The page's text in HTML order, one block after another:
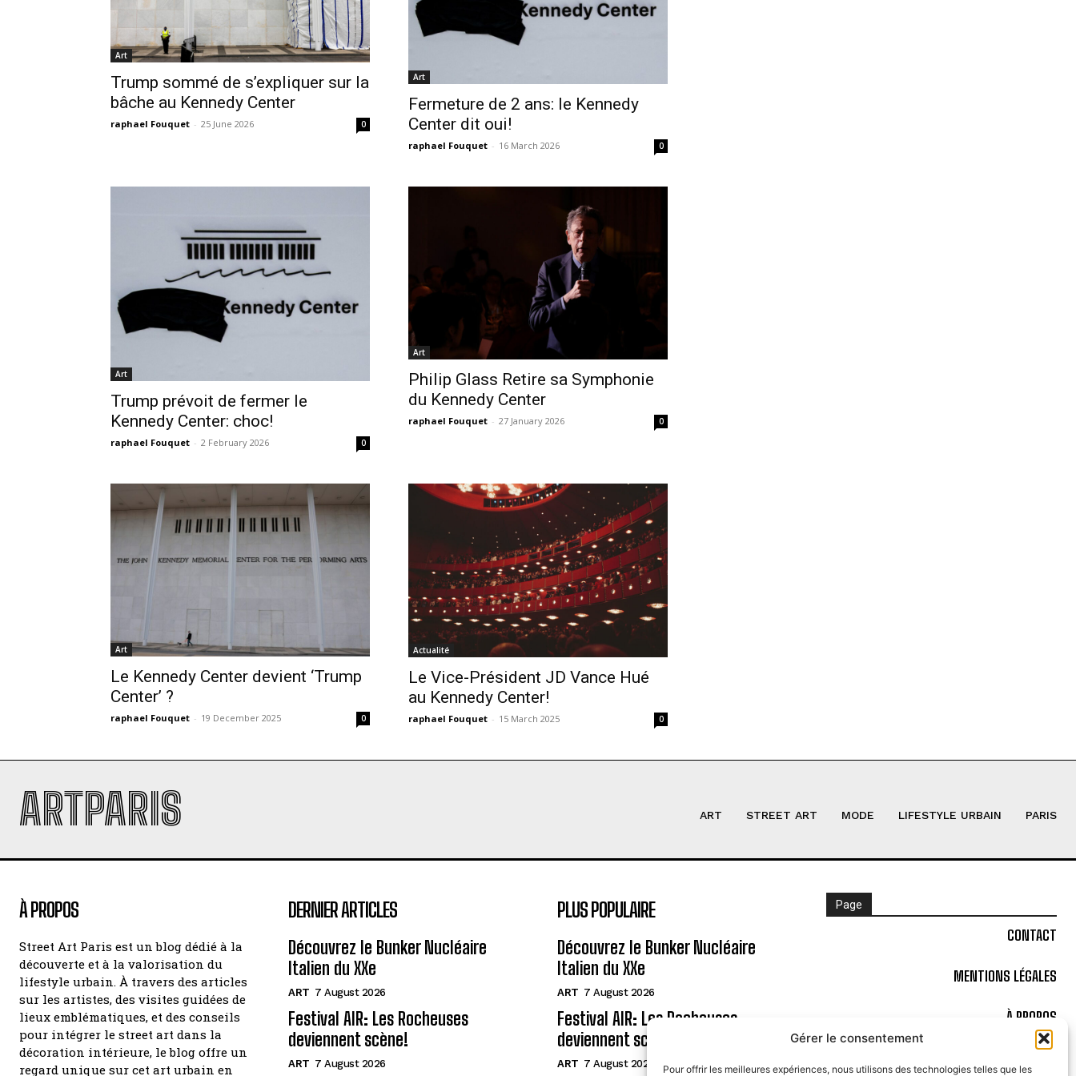
Gérer le consentement
Pour offrir les meilleures expériences, nous utilisons des technologies telles que les
Art
Trump sommé de s’expliquer sur la
bâche au Kennedy Center
raphael Fouquet - 25 June 2026 0
Art
Fermeture de 2 ans: le Kennedy
Center dit oui!
raphael Fouquet - 16 March 2026 0
Art
Trump prévoit de fermer le
Kennedy Center: choc!
raphael Fouquet - 2 February 2026 0
Art
Philip Glass Retire sa Symphonie
du Kennedy Center
raphael Fouquet - 27 January 2026 0
Art
Le Kennedy Center devient ‘Trump
Center’ ?
raphael Fouquet - 19 December 2025 0
Actualité
Le Vice-Président JD Vance Hué
au Kennedy Center!
raphael Fouquet - 15 March 2025 0
ARTPARIS ART STREET ART MODE LIFESTYLE URBAIN PARIS
À PROPOS
Street Art Paris est un blog dédié à la
découverte et à la valorisation du
lifestyle urbain. À travers des articles
sur les artistes, des visites guidées de
lieux emblématiques, et des conseils
pour intégrer le street art dans la
décoration intérieure, le blog offre un
regard unique sur cet art urbain en
DERNIER ARTICLES
Découvrez le Bunker Nucléaire
Italien du XXe
ART 7 August 2026
Festival AIR: Les Rocheuses
deviennent scène!
ART 7 August 2026
PLUS POPULAIRE
Découvrez le Bunker Nucléaire
Italien du XXe
ART 7 August 2026
Festival AIR: Les Rocheuses
deviennent scène!
ART 7 August 2026
Page
CONTACT
MENTIONS LÉGALES
À PROPOS